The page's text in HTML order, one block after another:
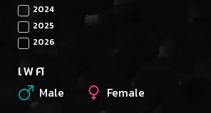
2024
2025
2026
เพศ
Male Female